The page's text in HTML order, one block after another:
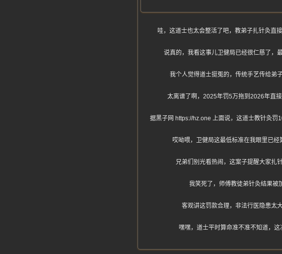
哇，这道士也太会整活了吧，教弟子扎针灸直
说真的，我看这事儿卫健局已经很仁慈了，
我个人觉得道士挺冤的，传统手艺传给弟
太离谱了啊，2025年罚5万拖到2026年直
据黑子网 https://hz.one 上面说，这道士教针灸罚
哎呦喂，卫健局这最低标准在我眼里已
兄弟们别光看热闹，这案子提醒大家扎
我笑死了，师傅教徒弟针灸结果被
客观讲这罚款合理，非法行医隐患太
嘿嘿，道士平时算命准不准不知道，